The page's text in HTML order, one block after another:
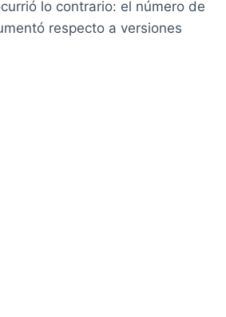
lo contrario: el número de
respecto a versiones